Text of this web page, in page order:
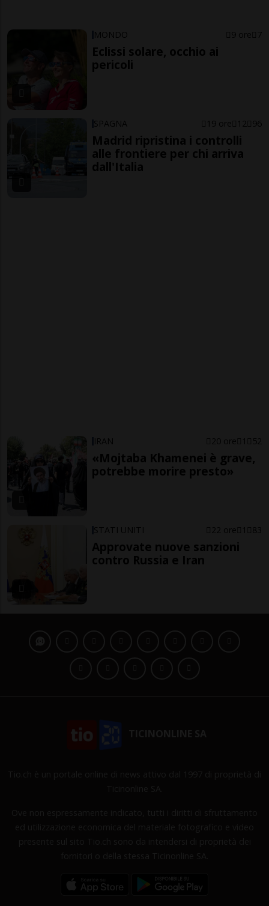
MONDO 9 ore 7
Eclissi solare, occhio ai
pericoli
SPAGNA 19 ore 12 96
Madrid ripristina i controlli
alle frontiere per chi arriva
dall'Italia
IRAN 20 ore 1 52
«Mojtaba Khamenei è grave,
potrebbe morire presto»
STATI UNITI 22 ore 1 83
Approvate nuove sanzioni
contro Russia e Iran